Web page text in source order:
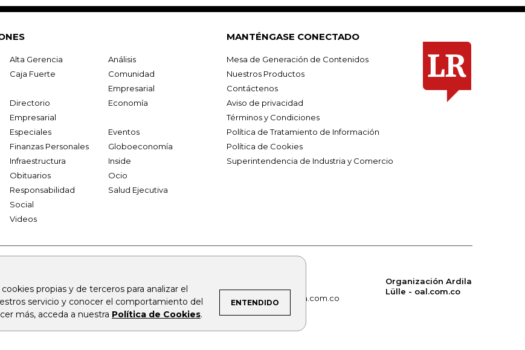
propias y de terceros para analizar el
servicio y conocer el comportamiento del
más, acceda a nuestra Política de Cookies.
ENTENDIDO
Alta Gerencia
Análisis
Caja Fuerte
Comunidad
Empresarial
Directorio
Empresarial
Economía
Especiales
Eventos
Finanzas Personales
Globoeconomía
Infraestructura
Inside
Obituarios
Ocio
Responsabilidad
Social
Salud Ejecutiva
Videos
MANTÉNGASE CONECTADO
Mesa de Generación de Contenidos
Nuestros Productos
Contáctenos
Aviso de privacidad
Términos y Condiciones
Política de Tratamiento de Información
Política de Cookies
Superintendencia de Industria y Comercio
firmasdeabogados.com
bolsaencolombia.com
canalrcn.com rcnradio.com noticiasrcn.com lafm.com.co
alerta.com.co
Organización Ardila
Lülle - oal.com.co